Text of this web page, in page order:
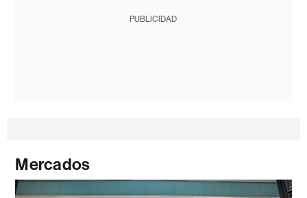
PUBLICIDAD
Mercados